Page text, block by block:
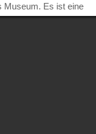
Museum. Es ist eine
jeden ersten